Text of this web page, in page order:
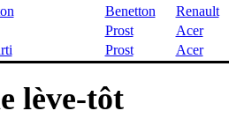
Benetton
Renault
Prost
Acer
Prost Acer
lève-tôt